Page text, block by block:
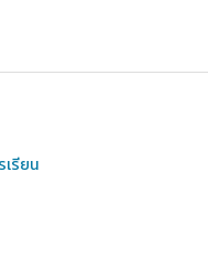
เรียน